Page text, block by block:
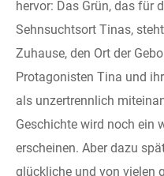
hervor: Das Grün, das für
Sehnsuchtsort Tinas,
Zuhause, den Ort der
Protagonisten Tina und
als unzertrennlich
Geschichte wird noch ein
erscheinen. Aber dazu
glückliche und von vielen